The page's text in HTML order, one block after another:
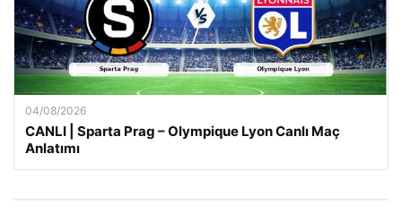
04/08/2026
CANLI | Sparta Prag – Olympique Lyon Canlı Maç
Anlatımı